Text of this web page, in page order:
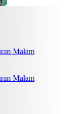
Malam